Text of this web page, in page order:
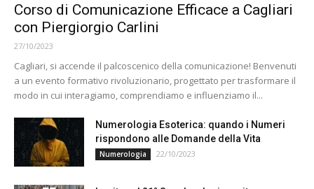
Corso di Comunicazione Efficace a Cagliari
con Piergiorgio Carlini
27/10/2023
Cagliari, si accende il palcoscenico della comunicazione! Benvenuti
a un evento formativo rivoluzionario, progettato per trasformare il
modo in cui interagiamo, comprendiamo e influenziamo il...
Numerologia Esoterica: quando i Numeri
rispondono alle Domande della Vita
Numerologia 22/10/2023